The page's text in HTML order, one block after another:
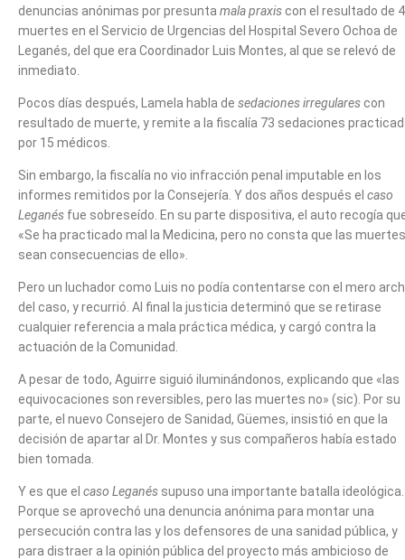
denuncias anónimas por presunta mala praxis con el resultado de
muertes en el Servicio de Urgencias del Hospital Severo Ochoa de
Leganés, del que era Coordinador Luis Montes, al que se relevó de
inmediato.
Pocos días después, Lamela habla de sedaciones irregulares con
resultado de muerte, y remite a la fiscalía 73 sedaciones
por 15 médicos.
Sin embargo, la fiscalía no vio infracción penal imputable en los
informes remitidos por la Consejería. Y dos años después el caso
Leganés fue sobreseído. En su parte dispositiva, el auto recogía
«Se ha practicado mal la Medicina, pero no consta que las muertes
sean consecuencias de ello».
Pero un luchador como Luis no podía contentarse con el mero
del caso, y recurrió. Al final la justicia determinó que se retirase
cualquier referencia a mala práctica médica, y cargó contra la
actuación de la Comunidad.
A pesar de todo, Aguirre siguió iluminándonos, explicando que «las
equivocaciones son reversibles, pero las muertes no» (sic). Por su
parte, el nuevo Consejero de Sanidad, Güemes, insistió en que la
decisión de apartar al Dr. Montes y sus compañeros había estado
bien tomada.
Y es que el caso Leganés supuso una importante batalla ideológica.
Porque se aprovechó una denuncia anónima para montar una
persecución contra las y los defensores de una sanidad pública, y
para distraer a la opinión pública del proyecto más ambicioso de